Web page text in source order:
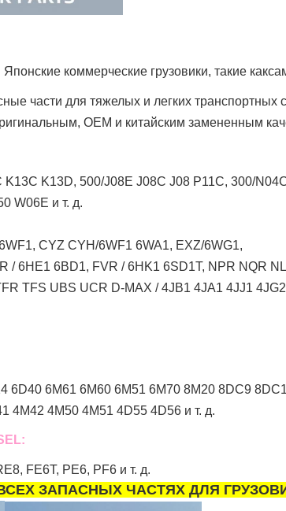
Японские коммерческие грузовики, такие как
части для тяжелых и легких транспортных
OEM и китайским замененным
K13D, 500/J08E J08C J08 P11C, 300/
W06E и т. д.
CYZ CYH/6WF1 6WA1, EXZ/6WG1,
/ 6HE1 6BD1, FVR / 6HK1 6SD1T, NPR NQR
TFS UBS UCR D-MAX / 4JB1 4JA1 4JJ1
6D40 6M61 6M60 6M51 6M70 8M20 8DC9
4M42 4M50 4M51 4D55 4D56 и т. д.
FE6T, PE6, PF6 и т. д.
ЗАПАСНЫХ ЧАСТЯХ ДЛЯ